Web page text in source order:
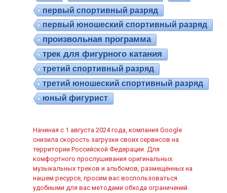
первый спортивный разряд
первый юношеский спортивный разряд
произвольная программа
трек для фигурного катания
третий спортивный разряд
третий юношеский спортивный разряд
юный фигурист
Начиная с 1 августа 2024 года, компания Google
снизила скорость загрузки своих сервисов на
территории Российской Федерации. Для
комфортного прослушивания оригинальных
музыкальных треков и альбомов, размещённых на
нашем ресурсе, просим вас воспользоваться
удобными для вас методами обхода ограничений.